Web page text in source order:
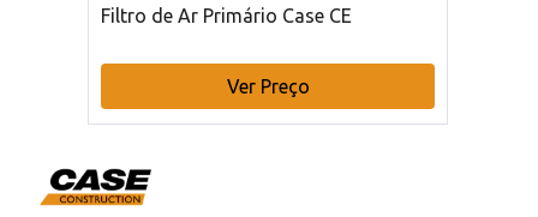
Filtro de Ar Primário Case CE
Ver Preço